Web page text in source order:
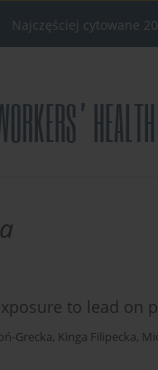
Najczęściej cytowane
to lead on
Grecka, Kinga Filipecka,